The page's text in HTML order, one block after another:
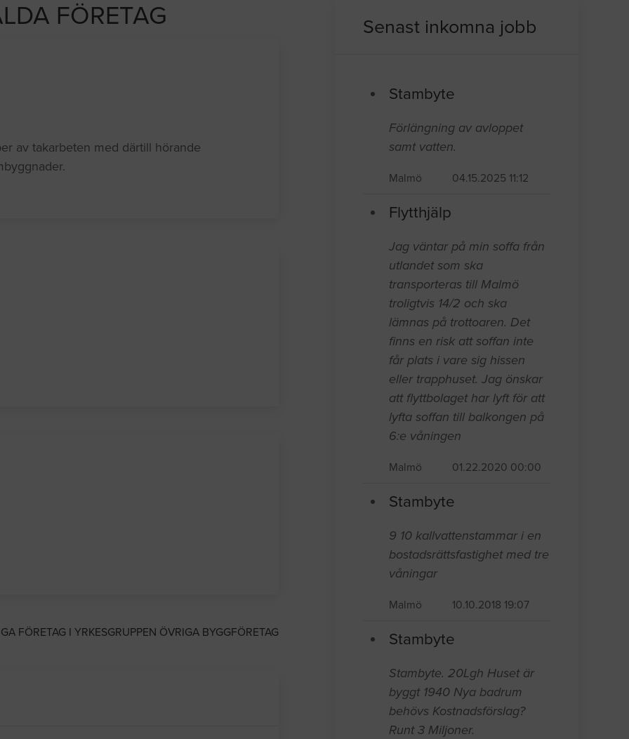
FÖRETAG
av takarbeten med därtill hörande
FÖRETAG I YRKESGRUPPEN ÖVRIGA BYGGFÖRETAG
Senast inkomna jobb
Stambyte
Förlängning av avloppet
samt vatten.
Malmö 04.15.2025 11:12
Flytthjälp
Jag väntar på min soffa från
utlandet som ska
transporteras till Malmö
troligtvis 14/2 och ska
lämnas på trottoaren. Det
finns en risk att soffan inte
får plats i vare sig hissen
eller trapphuset. Jag önskar
att flyttbolaget har lyft för att
lyfta soffan till balkongen på
6:e våningen
Malmö 01.22.2020 00:00
Stambyte
9 10 kallvattenstammar i en
bostadsrättsfastighet med tre
våningar
Malmö 10.10.2018 19:07
Stambyte
Stambyte. 20Lgh Huset är
byggt 1940 Nya badrum
behövs Kostnadsförslag?
Runt 3 Miljoner.